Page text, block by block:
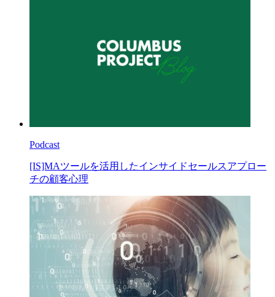
Podcast
[IS]MAツールを活用したインサイドセールスアプロー
チの顧客心理